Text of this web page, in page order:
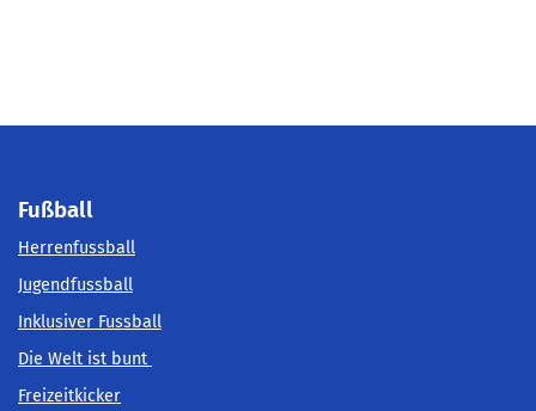
Fußball
Herrenfussball
Jugendfussball
Inklusiver Fussball
Die Welt ist bunt
Freizeitkicker